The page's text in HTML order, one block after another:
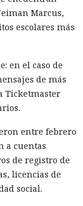
Marcus,
escolares más
en el caso de
de más
Ticketmaster
entre febrero
a cuentas
de registro de
licencias de
social.